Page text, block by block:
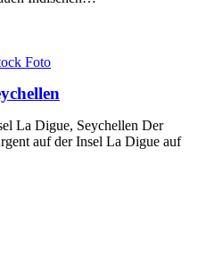
La Digue, Seychellen Der
auf der Insel La Digue auf